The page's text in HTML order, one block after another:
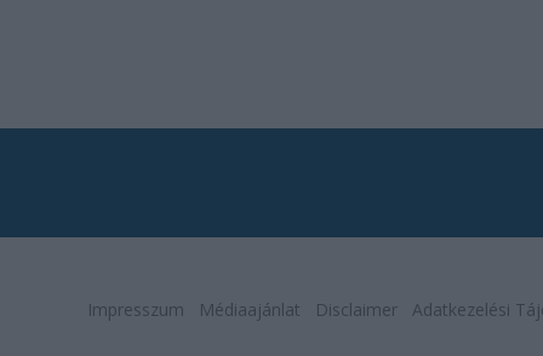
Impresszum Médiaajánlat Disclaimer Adatkezelési